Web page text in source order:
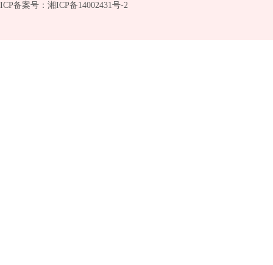
ICP备案号：湘ICP备14002431号-2